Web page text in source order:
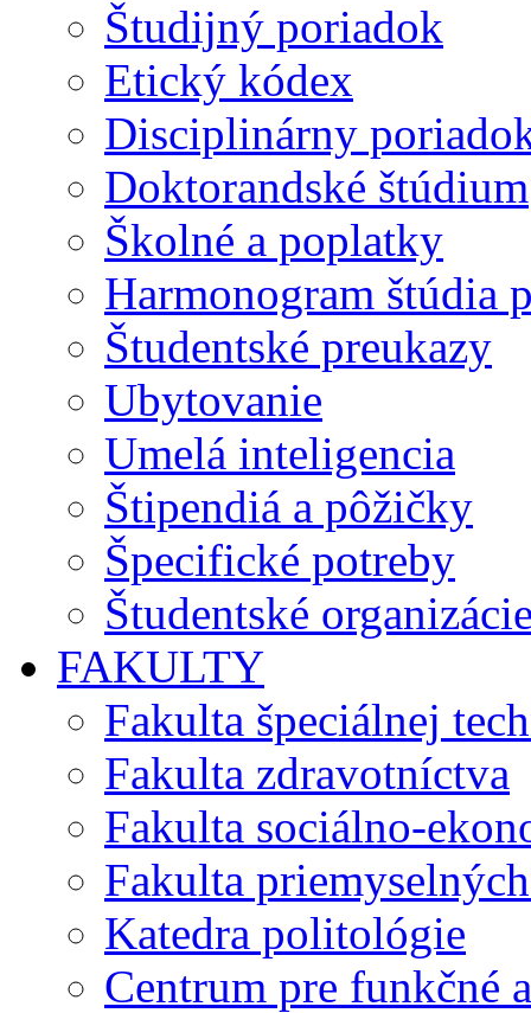
Študijný poriadok
Etický kódex
Disciplinárny
Doktorandské štúdium
Školné a poplatky
Harmonogram štúdia
Študentské preukazy
Ubytovanie
Umelá inteligencia
Štipendiá a pôžičky
Špecifické potreby
Študentské
FAKULTY
Fakulta špeciálnej
Fakulta zdravotníctva
Fakulta sociálno-
Fakulta
Katedra politológie
Centrum pre funkčné